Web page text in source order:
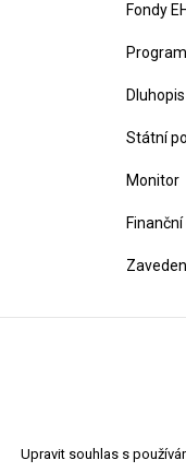
Fondy
Státní
Monitor
Upravit souhlas s